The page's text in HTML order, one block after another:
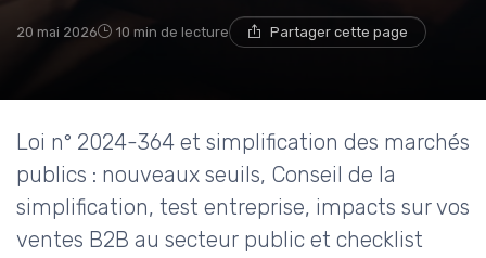
20 mai 2026 10 min de lecture Partager cette page
Loi n° 2024-364 et simplification des marchés
publics : nouveaux seuils, Conseil de la
simplification, test entreprise, impacts sur vos
ventes B2B au secteur public et checklist